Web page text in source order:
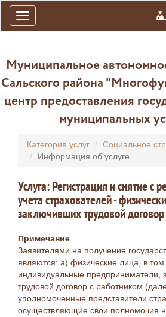
Toggle
navigation
Муниципальное
Сальского района
центр предоставления
муниципальных
Категория услуг
Социальное
Информация об услуге
Услуга: Регистрация и снятие с
учета страхователей -
заключивших трудовой
Примечание
Заявителями на получение
являются: а) физические лица, в том
индивидуальные предприниматели,
трудовой договор с работником
уполномоченные представители
осуществляющие свои полномочия